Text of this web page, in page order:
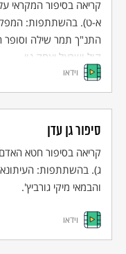
קריאה בסיפור המקראי
א-ט). בהשתתפות:
התנ"ך תמר שילה וסופר
קול-ישראל יצחק נוי.
וידאו
סיפור גן עדן
קריאה בסיפור חטא
ג). בהשתתפות:
והבמאי מיקי גורביץ'.
וידאו